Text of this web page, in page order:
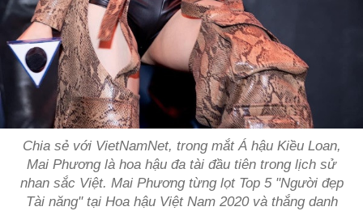
Chia sẻ với VietNamNet, trong mắt Á hậu Kiều Loan,
Mai Phương là hoa hậu đa tài đầu tiên trong lịch sử
nhan sắc Việt. Mai Phương từng lọt Top 5"Người đẹp
Tài năng"tại Hoa hậu Việt Nam 2020 và thắng danh